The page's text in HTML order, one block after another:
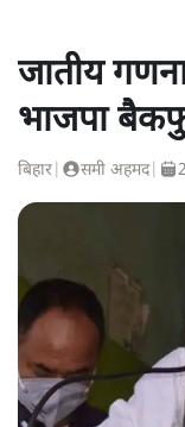
जातीय
भाजपा
बिहार समी अहमद|